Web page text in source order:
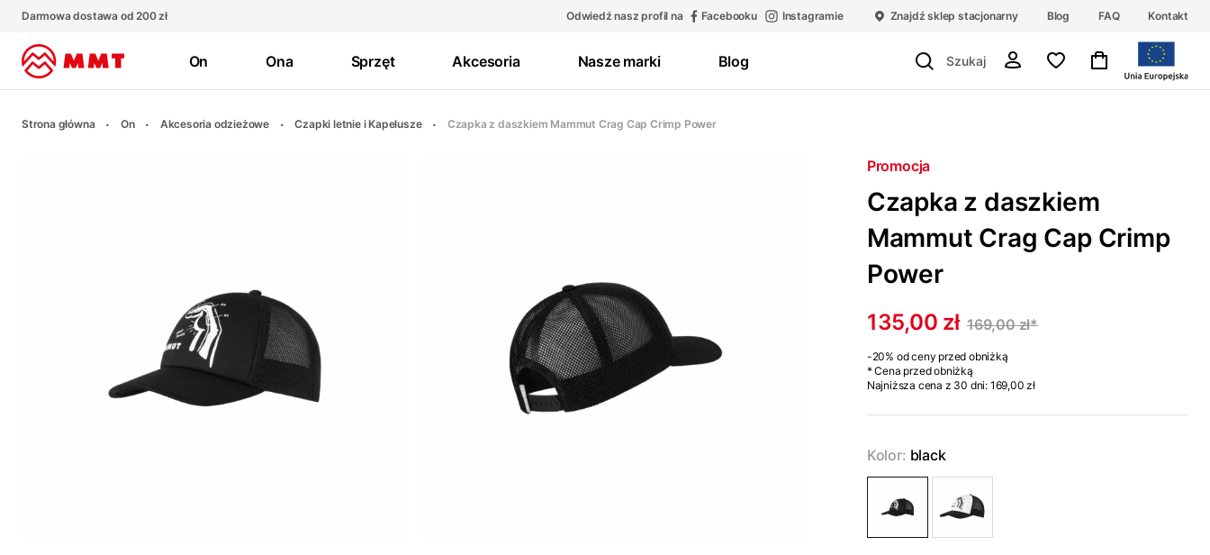
Darmowa dostawa od 200 zł Odwiedź nasz profil na Facebooku Instagramie Znajdź sklep stacjonarny Blog FAQ Kontakt
On Ona Sprzęt Akcesoria Nasze marki Blog
Strona główna On Akcesoria odzieżowe Czapki letnie i Kapelusze Czapka z daszkiem Mammut Crag Cap Crimp Power
Promocja
Czapka z daszkiem
Mammut Crag Cap Crimp
Power
135,00 zł 169,00 zł*
-20% od ceny przed obniżką
* Cena przed obniżką
Najniższa cena z 30 dni: 169,00 zł
Kolor: black